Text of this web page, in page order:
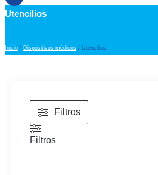
Utencilios
Inicio / Dispositivos médicos / Utencilios
Filtros
Filtros